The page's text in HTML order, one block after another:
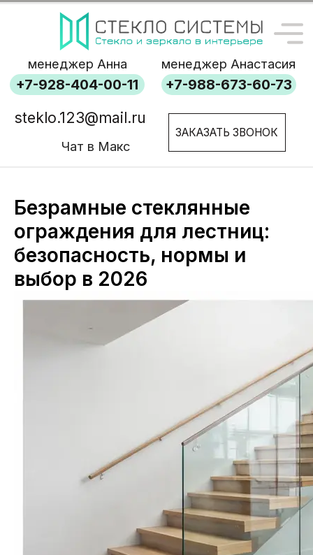
ЗАКАЗАТЬ ЗВОНОК
+7-988-673-60-73
+7-928-404-00-11
steklo.123@mail.ru
менеджер Анна менеджер Анастасия
Безрамные стеклянные
ограждения для лестниц:
безопасность, нормы и
выбор в 2026